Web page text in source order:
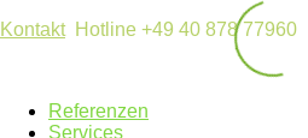
KontaktHotline +49 40 878 77960
Referenzen
Services